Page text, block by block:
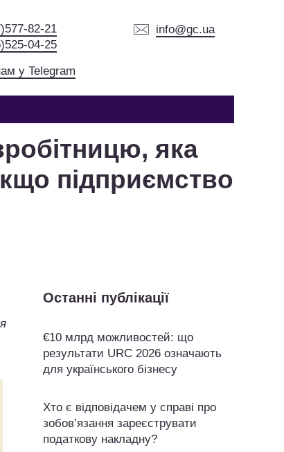
82-21
04-25
у Telegram
info@gc.ua
яка
підприємство
Останні публікації
€10 млрд можливостей: що
результати URC 2026 означають
для українського бізнесу
Хто є відповідачем у справі про
зобов’язання зареєструвати
податкову накладну?